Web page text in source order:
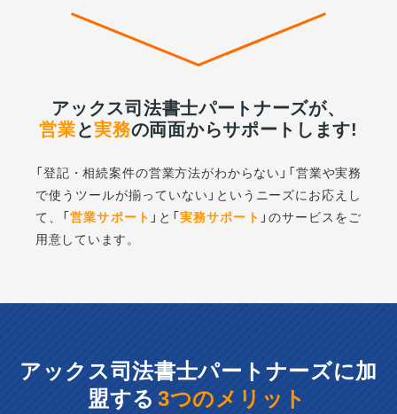
アックス司法書士パートナーズが、
営業と実務の両面からサポートします!
「登記・相続案件の営業方法がわからない」「営業や実務
で使うツールが揃っていない」 というニーズにお応えし
て、「営業サポート 」と「実務サポート 」のサービスをご
用意しています。
アックス司法書士パートナーズに加
盟する3つのメリット